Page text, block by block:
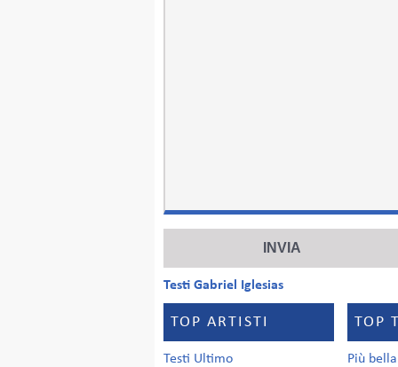
Testi Gabriel Iglesias
TOP ARTISTI
Testi Ultimo
TOP
Più